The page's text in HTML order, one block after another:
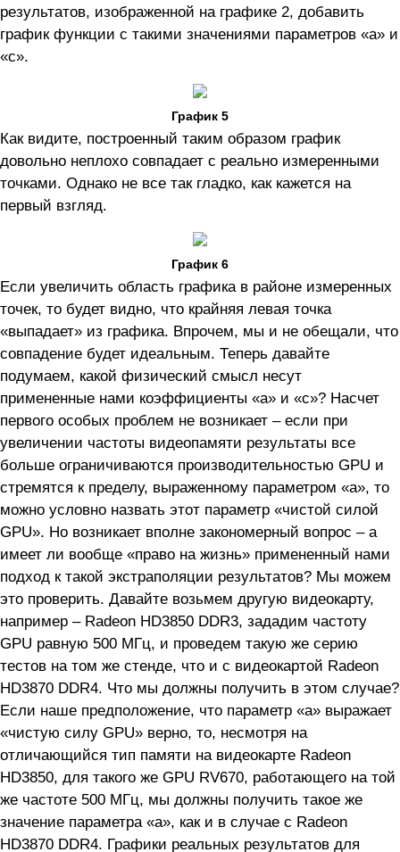
результатов, изображенной на графике 2, добавить
график функции с такими значениями параметров «а» и
«с».
График 5
Как видите, построенный таким образом график
довольно неплохо совпадает с реально измеренными
точками. Однако не все так гладко, как кажется на
первый взгляд.
График 6
Если увеличить область графика в районе измеренных
точек, то будет видно, что крайняя левая точка
«выпадает» из графика. Впрочем, мы и не обещали, что
совпадение будет идеальным. Теперь давайте
подумаем, какой физический смысл несут
примененные нами коэффициенты «а» и «с»? Насчет
первого особых проблем не возникает – если при
увеличении частоты видеопамяти результаты все
больше ограничиваются производительностью GPU и
стремятся к пределу, выраженному параметром «а», то
можно условно назвать этот параметр «чистой силой
GPU». Но возникает вполне закономерный вопрос – а
имеет ли вообще «право на жизнь» примененный нами
подход к такой экстраполяции результатов? Мы можем
это проверить. Давайте возьмем другую видеокарту,
например – Radeon HD3850 DDR3, зададим частоту
GPU равную 500 МГц, и проведем такую же серию
тестов на том же стенде, что и с видеокартой Radeon
HD3870 DDR4. Что мы должны получить в этом случае?
Если наше предположение, что параметр «а» выражает
«чистую силу GPU» верно, то, несмотря на
отличающийся тип памяти на видеокарте Radeon
HD3850, для такого же GPU RV670, работающего на той
же частоте 500 МГц, мы должны получить такое же
значение параметра «а», как и в случае с Radeon
HD3870 DDR4. Графики реальных результатов для